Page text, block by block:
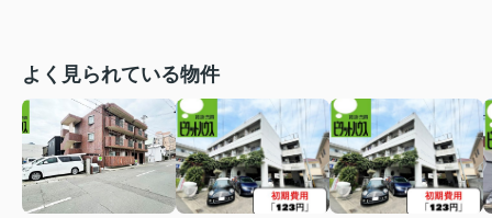
よく見られている物件